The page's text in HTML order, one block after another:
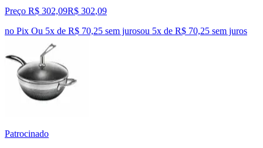
Preço R$ 302,09R$ 302,09
no Pix Ou 5x de R$ 70,25 sem jurosou 5x de R$ 70,25 sem juros
Patrocinado